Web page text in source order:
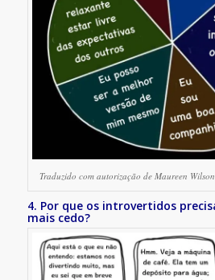
Traduzido com autorização de Maureen
4. Por que os introvertidos
mais cedo?